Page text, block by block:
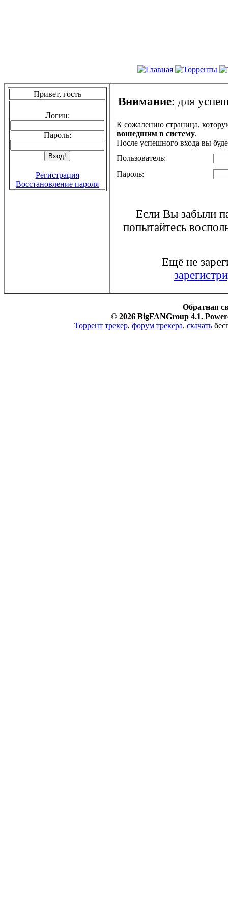
Привет, гость
Логин:
Пароль:
Регистрация
Восстановление пароля
Внимание: для
К сожалению страница,
вошедшим в систему.
После успешного входа вы
Пользователь:
Пароль:
Если Вы забыли
попытайтесь
Ещё не
Обратная
© 2026 BigFANGroup 4.1.
Торрент трекер, форум трекера, скачать